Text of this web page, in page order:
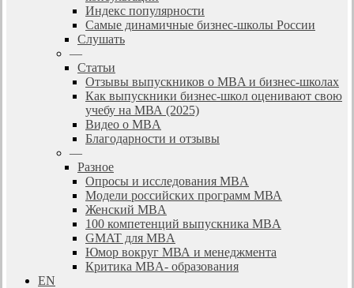
Индекс популярности
Самые динамичные бизнес-школы России
Слушать
—
Статьи
Отзывы выпускников о MBA и бизнес-школах
Как выпускники бизнес-школ оценивают свою
учебу на МВА (2025)
Видео о MBA
Благодарности и отзывы
—
Разное
Опросы и исследования MBA
Модели российских программ МВА
Женский MBA
100 компетенций выпускника MBA
GMAT для MBA
Юмор вокруг МВА и менеджмента
Критика MBA- образования
EN